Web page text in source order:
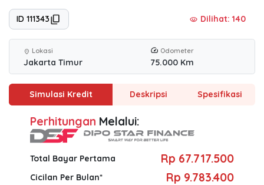
ID 111343 visibility Dilihat: 140
location_on Lokasi
Jakarta Timur
Odometer
75.000 Km
Simulasi Kredit Deskripsi Spesifikasi
Perhitungan Melalui:
Total Bayar Pertama Rp 67.717.500
Cicilan Per Bulan* Rp 9.783.400